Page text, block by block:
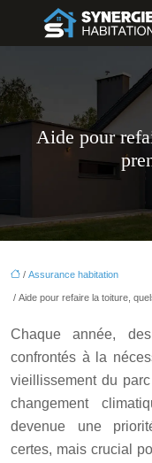
Aide pour
/ Assurance habitation
/ Aide pour refaire la toiture,
Chaque année,
confrontés à la
vieillissement du
changement
devenue une
certes, mais crucial